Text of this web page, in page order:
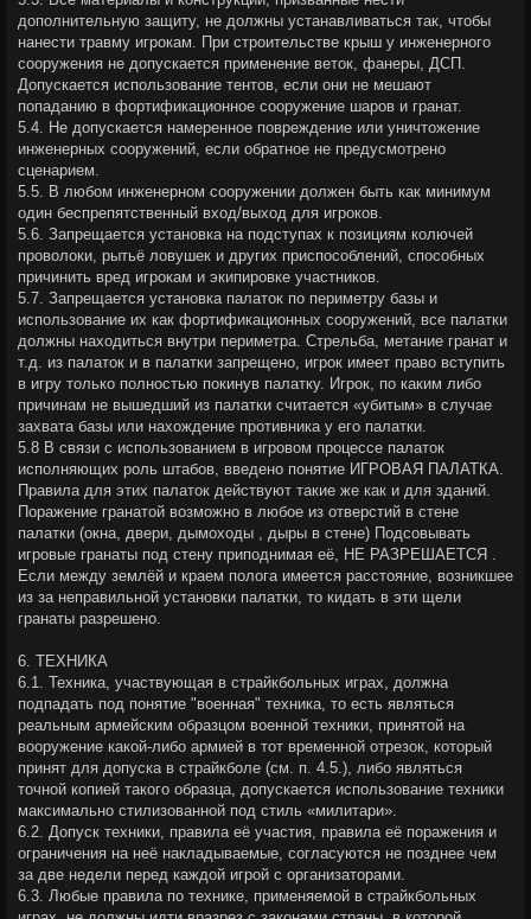
дополнительную защиту, не должны устанавливаться так, чтобы
нанести травму игрокам. При строительстве крыш у инженерного
сооружения не допускается применение веток, фанеры, ДСП.
Допускается использование тентов, если они не мешают
попаданию в фортификационное сооружение шаров и гранат.
5.4. Не допускается намеренное повреждение или уничтожение
инженерных сооружений, если обратное не предусмотрено
сценарием.
5.5. В любом инженерном сооружении должен быть как минимум
один беспрепятственный вход/выход для игроков.
5.6. Запрещается установка на подступах к позициям колючей
проволоки, рытьё ловушек и других приспособлений, способных
причинить вред игрокам и экипировке участников.
5.7. Запрещается установка палаток по периметру базы и
использование их как фортификационных сооружений, все палатки
должны находиться внутри периметра. Стрельба, метание гранат и
т.д. из палаток и в палатки запрещено, игрок имеет право вступить
в игру только полностью покинув палатку. Игрок, по каким либо
причинам не вышедший из палатки считается «убитым» в случае
захвата базы или нахождение противника у его палатки.
5.8 В связи с использованием в игровом процессе палаток
исполняющих роль штабов, введено понятие ИГРОВАЯ ПАЛАТКА.
Правила для этих палаток действуют такие же как и для зданий.
Поражение гранатой возможно в любое из отверстий в стене
палатки (окна, двери, дымоходы , дыры в стене) Подсовывать
игровые гранаты под стену приподнимая её, НЕ РАЗРЕШАЕТСЯ .
Если между землёй и краем полога имеется расстояние, возникшее
из за неправильной установки палатки, то кидать в эти щели
гранаты разрешено.
6. ТЕХНИКА
6.1. Техника, участвующая в страйкбольных играх, должна
подпадать под понятие "военная" техника, то есть являться
реальным армейским образцом военной техники, принятой на
вооружение какой-либо армией в тот временной отрезок, который
принят для допуска в страйкболе (см. п. 4.5.), либо являться
точной копией такого образца, допускается использование техники
максимально стилизованной под стиль «милитари».
6.2. Допуск техники, правила её участия, правила её поражения и
ограничения на неё накладываемые, согласуются не позднее чем
за две недели перед каждой игрой с организаторами.
6.3. Любые правила по технике, применяемой в страйкбольных